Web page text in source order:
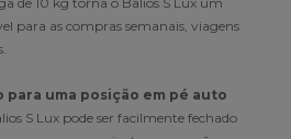
para as compras semanais, viagens
para uma posição em pé auto
S Lux pode ser facilmente fechado